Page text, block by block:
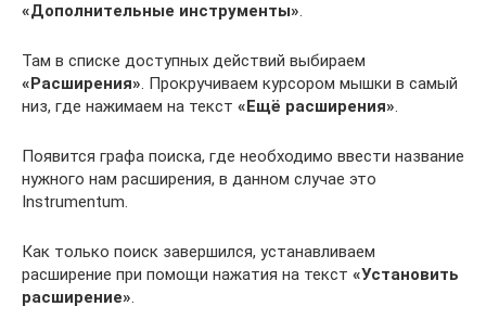
«Дополнительные инструменты».
Там в списке доступных действий выбираем
«Расширения». Прокручиваем курсором мышки в самый
низ, где нажимаем на текст «Ещё расширения».
Появится графа поиска, где необходимо ввести название
нужного нам расширения, в данном случае это
Instrumentum.
Как только поиск завершился, устанавливаем
расширение при помощи нажатия на текст «Установить
расширение».